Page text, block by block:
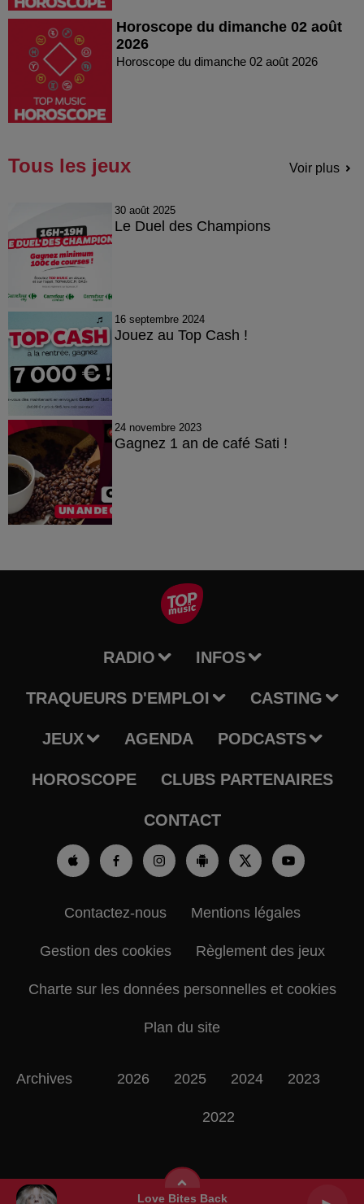
Love Bites Back
Horoscope du dimanche 02 août
2026
Horoscope du dimanche 02 août 2026
Tous les jeux Voir plus
30 août 2025
Le Duel des Champions
16 septembre 2024
Jouez au Top Cash !
24 novembre 2023
Gagnez 1 an de café Sati !
RADIO INFOS
TRAQUEURS D'EMPLOI CASTING
JEUX AGENDA PODCASTS
HOROSCOPE CLUBS PARTENAIRES
CONTACT
Contactez-nous Mentions légales
Gestion des cookies Règlement des jeux
Charte sur les données personnelles et cookies
Plan du site
Archives 2026 2025 2024 2023
2022